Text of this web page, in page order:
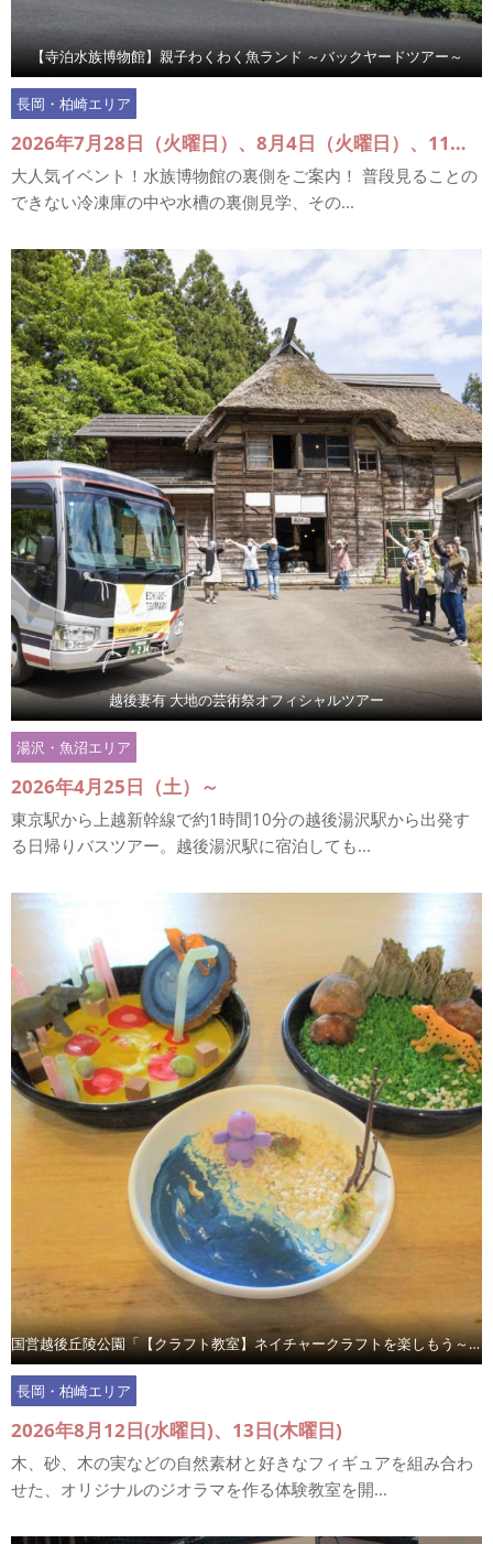
【寺泊水族博物館】親子わくわく魚ランド ～バックヤードツアー～
長岡・柏崎エリア
2026年7月28日（火曜日）、8月4日（火曜日）、11日（火曜日）、18日（火曜日）
大人気イベント！水族博物館の裏側をご案内！ 普段見ることの
できない冷凍庫の中や水槽の裏側見学、その...
越後妻有 大地の芸術祭オフィシャルツアー
湯沢・魚沼エリア
2026年4月25日（土）～
東京駅から上越新幹線で約1時間10分の越後湯沢駅から出発す
る日帰りバスツアー。越後湯沢駅に宿泊しても...
国営越後丘陵公園「【クラフト教室】ネイチャークラフトを楽しもう～自然素材のジオラマづくり～」
長岡・柏崎エリア
2026年8月12日(水曜日)、13日(木曜日)
木、砂、木の実などの自然素材と好きなフィギュアを組み合わ
せた、オリジナルのジオラマを作る体験教室を開...